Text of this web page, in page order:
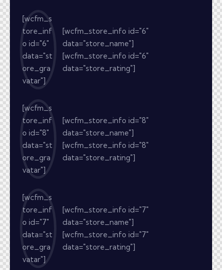
[wcfm_s
tore_inf
o id="6"
data="st
ore_gra
vatar"]
[wcfm_store_info id="6"
data="store_name"]
[wcfm_store_info id="6"
data="store_rating"]
[wcfm_s
tore_inf
o id="8"
data="st
ore_gra
vatar"]
[wcfm_store_info id="8"
data="store_name"]
[wcfm_store_info id="8"
data="store_rating"]
[wcfm_s
tore_inf
o id="7"
data="st
ore_gra
vatar"]
[wcfm_store_info id="7"
data="store_name"]
[wcfm_store_info id="7"
data="store_rating"]